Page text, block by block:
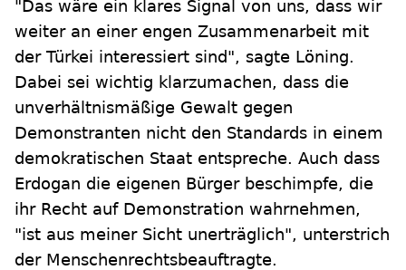
"Das wäre ein klares Signal von uns, dass wir
weiter an einer engen Zusammenarbeit mit
der Türkei interessiert sind", sagte Löning.
Dabei sei wichtig klarzumachen, dass die
unverhältnismäßige Gewalt gegen
Demonstranten nicht den Standards in einem
demokratischen Staat entspreche. Auch dass
Erdogan die eigenen Bürger beschimpfe, die
ihr Recht auf Demonstration wahrnehmen,
"ist aus meiner Sicht unerträglich", unterstrich
der Menschenrechtsbeauftragte.